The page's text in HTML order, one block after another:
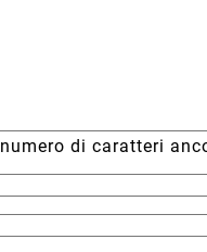
numero di caratteri